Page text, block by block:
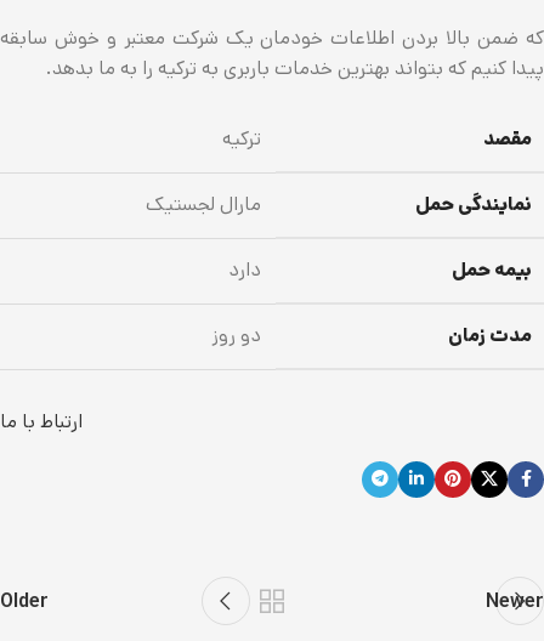
که ضمن بالا بردن اطلاعات خودمان یک شرکت معتبر و خوش سابقه
پیدا کنیم که بتواند بهترین خدمات باربری به ترکیه را به ما بدهد.
مقصد ترکیه
نمایندگی حمل مارال لجستیک
بیمه حمل دارد
مدت زمان دو روز
ارتباط با ما
Newer
Older